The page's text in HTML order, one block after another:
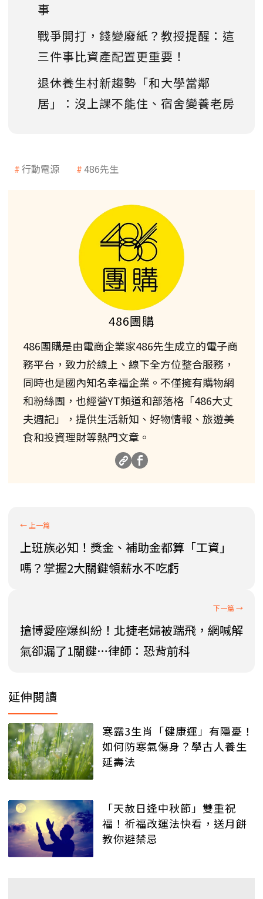
事
戰爭開打，錢變廢紙？教授提醒：這
三件事比資產配置更重要！
退休養生村新趨勢「和大學當鄰
居」：沒上課不能住、宿舍變養老房
行動電源 486先生
486團購
486團購是由電商企業家486先生成立的電子商
務平台，致力於線上、線下全方位整合服務，
同時也是國內知名幸福企業。不僅擁有購物網
和粉絲團，也經營YT頻道和部落格「486大丈
夫週記」，提供生活新知、好物情報、旅遊美
食和投資理財等熱門文章。
上班族必知！獎金、補助金都算「工資」
嗎？掌握2大關鍵領薪水不吃虧
搶博愛座爆糾紛！北捷老婦被踹飛，網喊解
氣卻漏了1關鍵…律師：恐背前科
延伸閱讀
寒露3生肖「健康運」有隱憂！
如何防寒氣傷身？學古人養生
延壽法
「天赦日逢中秋節」雙重祝
福！祈福改運法快看，送月餅
教你避禁忌